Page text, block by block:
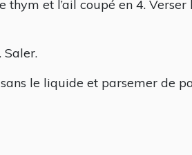
thym et l’ail coupé en 4.
le liquide et parsemer de